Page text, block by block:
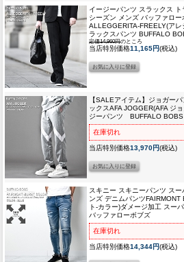
イージーパンツ スラックス
シーズン メンズ バッファロ
ALLEGGERITA-FREELY(アレ
ラックスパンツ BUFFALO
定価14,960円のところ
当店特別価格11,165円(税込)
【SALEアイテム】ジョガ
ックスAFA JOGGER(AFA ジ
ジーパンツ BUFFALO BOBS
在庫切れ
当店特別価格13,970円(税込)
スキニー スキニーパンツ ス
ンズ デニムパンツFAIRMONT
ト-カラー)ダメージ加工 ス
バッファローボブズ
在庫切れ
当店特別価格14,344円(税込)